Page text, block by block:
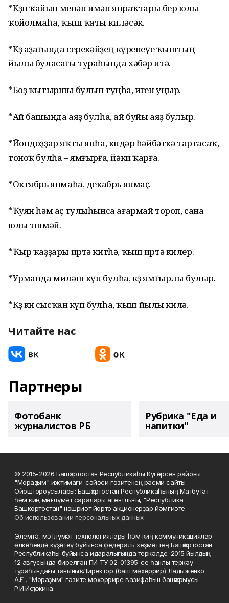
*Көҙөн ҡайын менән имән япраҡтары бер юлы
ҡойолмаһа, ҡыш ҡаты киләсәк.
*Көҙ аҙағында серекәйҙең күренеүе ҡыштың
йылы буласағы тураһында хәбәр итә.
*Боҙ ҡытыршы булып туңһа, иген уңыр.
*Ай башында аяҙ булһа, ай буйы аяҙ булыр.
*Йондоҙҙар яҡты янһа, көндәр һәйбәткә тартасаҡ,
тоноҡ булһа – ямғырға, йәки ҡарға.
*Октябрь япмаһа, декабрь япмаҫ.
*Ҡуян һәм аҫ тулыһынса ағармай тороп, сана
юлы төшмәй.
*Ҡыр ҡаҙҙары иртә китһә, ҡыш иртә килер.
*Урманда миләш күп булһа, көҙ ямғырлы булыр.
*Көҙ көнө сысҡан күп булһа, ҡыш йылы килә.
Читайте нас
Партнеры
Фотобанк
журналистов РБ
Рубрика "Еда и
напитки"
© 2015-2026 Башҡортостан Республикаһы Күгәрсен районы
"Мораҙым" ижтимағи-сәйәси гәзитенең рәсми сайты.
Ойоштороусылары: Башҡортостан Республикаһының Матбуғат
һәм киң мәғлүмәт саралары агентлығы, "Республика
Башкортостан" нәшриәт йорто акционерҙар йәмғиәте.
Об использовании персональных данных
Элемтә, мәғлүмәт технологиялары һәм киң коммуникациялар
өлкәһендә күҙәтеү буйынса федераль хеҙмәттең Башҡортостан
Республикаһы буйынса идаралығында теркәлде. 2015 йылдың
12 авгусында бирелгән ПИ ТУ 02-01395-се һанлы теркәү
тураһындағы таныҡлыҡ. Директор (баш мөхәррир) Ладыженко
А.Ғ., "Мораҙым" гәзите мөхәррире вазифаһын башҡарыусы
Р.И.Исҡужина.